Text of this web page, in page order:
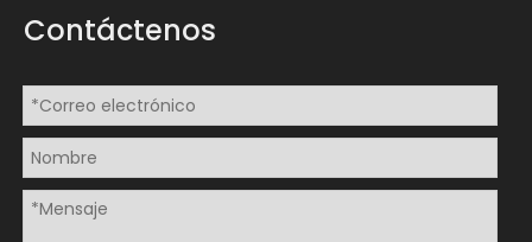
Contáctenos